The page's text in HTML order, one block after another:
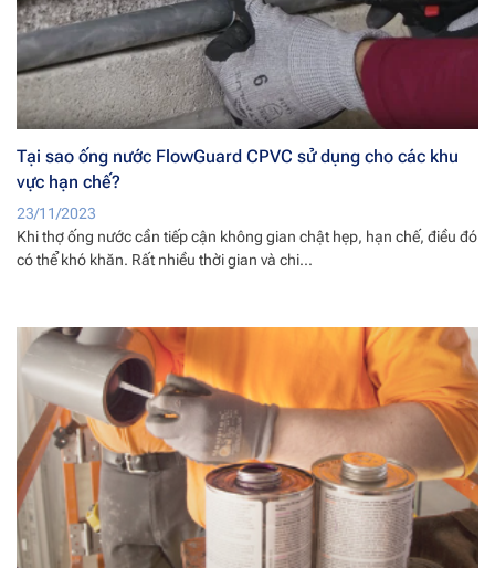
Tại sao ống nước FlowGuard CPVC sử dụng cho các khu
vực hạn chế?
23/11/2023
Khi thợ ống nước cần tiếp cận không gian chật hẹp, hạn chế, điều đó
có thể khó khăn. Rất nhiều thời gian và chi...